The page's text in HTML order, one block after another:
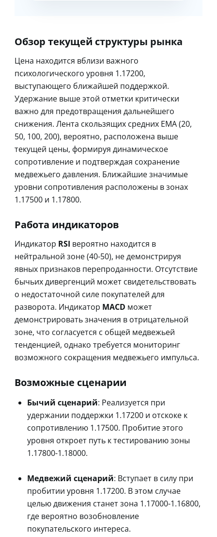
Обзор текущей структуры рынка
Цена находится вблизи важного
психологического уровня 1.17200,
выступающего ближайшей поддержкой.
Удержание выше этой отметки критически
важно для предотвращения дальнейшего
снижения. Лента скользящих средних EMA (20,
50, 100, 200), вероятно, расположена выше
текущей цены, формируя динамическое
сопротивление и подтверждая сохранение
медвежьего давления. Ближайшие значимые
уровни сопротивления расположены в зонах
1.17500 и 1.17800.
Работа индикаторов
Индикатор RSI вероятно находится в
нейтральной зоне (40-50), не демонстрируя
явных признаков перепроданности. Отсутствие
бычьих дивергенций может свидетельствовать
о недостаточной силе покупателей для
разворота. Индикатор MACD может
демонстрировать значения в отрицательной
зоне, что согласуется с общей медвежьей
тенденцией, однако требуется мониторинг
возможного сокращения медвежьего импульса.
Возможные сценарии
Бычий сценарий: Реализуется при
удержании поддержки 1.17200 и отскоке к
сопротивлению 1.17500. Пробитие этого
уровня откроет путь к тестированию зоны
1.17800-1.18000.
Медвежий сценарий: Вступает в силу при
пробитии уровня 1.17200. В этом случае
целью движения станет зона 1.17000-1.16800,
где вероятно возобновление
покупательского интереса.